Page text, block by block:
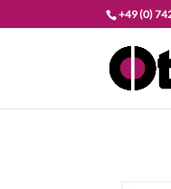
+49 (0)